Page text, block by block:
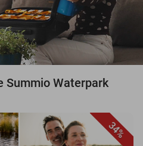
Summio Waterpark
34%